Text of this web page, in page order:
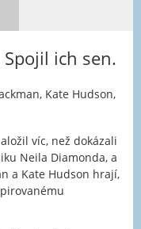
ich sen.
Kate Hudson,
víc, než dokázali
Neila Diamonda, a
a Kate Hudson hrají,